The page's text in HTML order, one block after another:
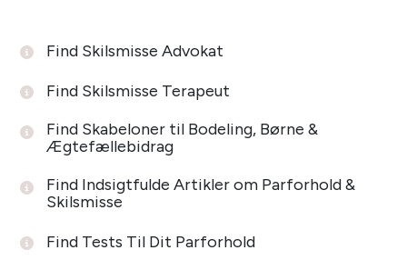
Find Skilsmisse Advokat
Find Skilsmisse Terapeut
Find Skabeloner til Bodeling, Børne &
Ægtefællebidrag
Find Indsigtfulde Artikler om Parforhold &
Skilsmisse
Find Tests Til Dit Parforhold